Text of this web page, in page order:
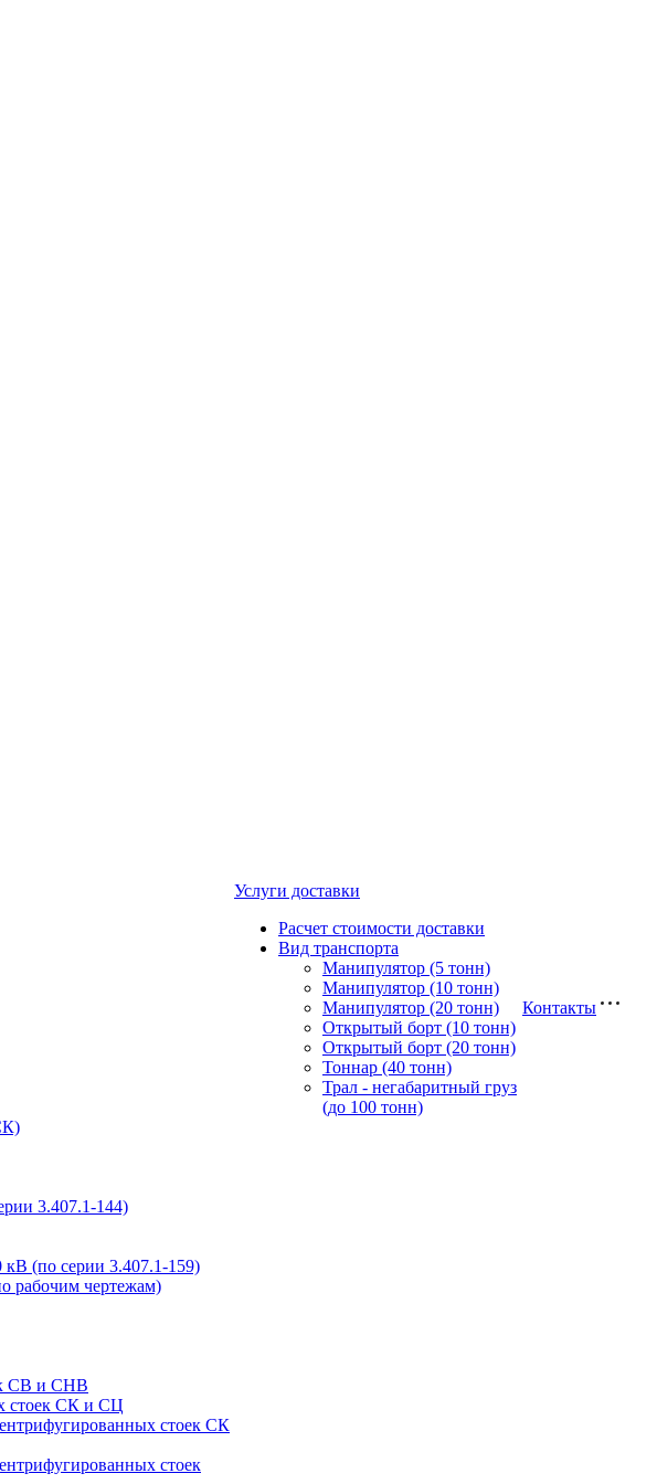
3.407.1-144)
(по серии 3.407.1-159)
рабочим чертежам)
СВ и СНВ
стоек СК и СЦ
стоек СК
стоек
Услуги доставки
Расчет стоимости доставки
Вид транспорта
Манипулятор (5 тонн)
Манипулятор (10 тонн)
Манипулятор (20 тонн)
Открытый борт (10 тонн)
Открытый борт (20 тонн)
Тоннар (40 тонн)
Трал - негабаритный груз
(до 100 тонн)
Контакты